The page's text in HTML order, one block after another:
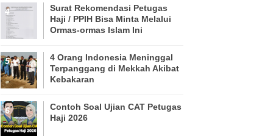
Surat Rekomendasi Petugas
Haji / PPIH Bisa Minta Melalui
Ormas-ormas Islam Ini
4 Orang Indonesia Meninggal
Terpanggang di Mekkah Akibat
Kebakaran
Contoh Soal Ujian CAT Petugas
Haji 2026